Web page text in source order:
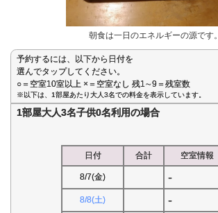
朝食は一日のエネルギーの源です。
予約するには、以下から日付を
選んでタップしてください。
○＝空室10室以上 ×＝空室なし 残1∼9＝残室数
※以下は、1部屋あたり大人3名での料金を表示しています。
1部屋大人3名子供0名利用の場合
日付 合計 空室情報
8/7(金) -
8/8(土) -